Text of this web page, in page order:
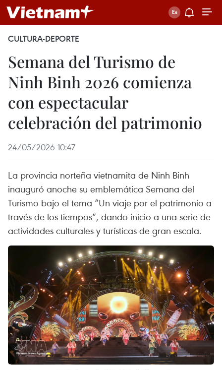
CULTURA-DEPORTE
Semana del Turismo de
Ninh Binh 2026 comienza
con espectacular
celebración del patrimonio
24/05/2026 10:47
La provincia norteña vietnamita de Ninh Binh
inauguró anoche su emblemática Semana del
Turismo bajo el tema “Un viaje por el patrimonio a
través de los tiempos”, dando inicio a una serie de
actividades culturales y turísticas de gran escala.